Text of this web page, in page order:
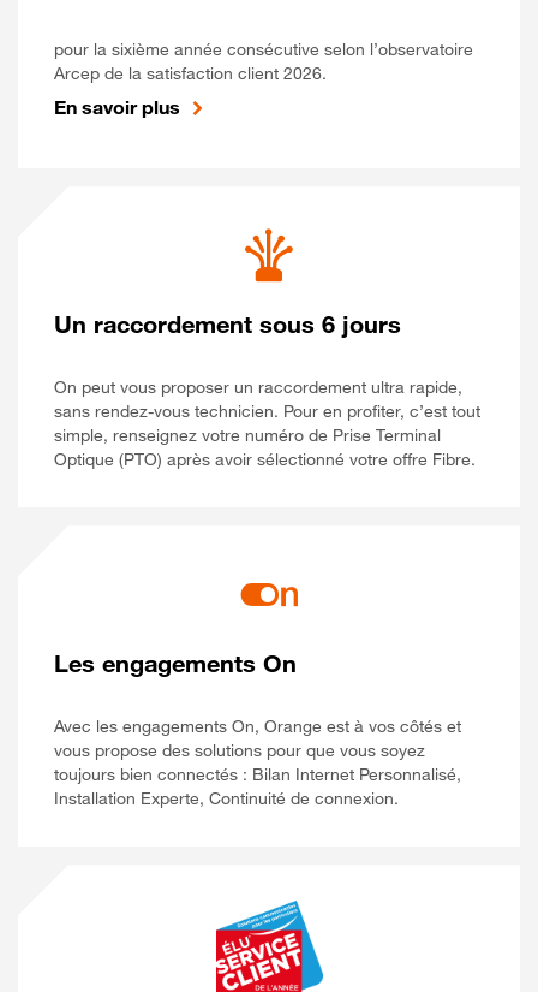
pour la sixième année consécutive selon l’observatoire
Arcep de la satisfaction client 2026.
En savoir plus
Un raccordement sous 6 jours
On peut vous proposer un raccordement ultra rapide,
sans rendez-vous technicien. Pour en profiter, c’est tout
simple, renseignez votre numéro de Prise Terminal
Optique (PTO) après avoir sélectionné votre offre Fibre.
Les engagements On
Avec les engagements On, Orange est à vos côtés et
vous propose des solutions pour que vous soyez
toujours bien connectés : Bilan Internet Personnalisé,
Installation Experte, Continuité de connexion.